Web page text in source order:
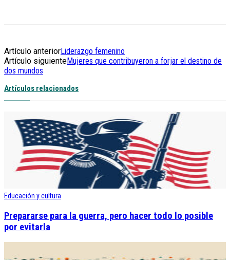
Artículo anteriorLiderazgo femenino
Artículo siguienteMujeres que contribuyeron a forjar el destino de
dos mundos
Artículos relacionados
Educación y cultura
Prepararse para la guerra, pero hacer todo lo posible
por evitarla